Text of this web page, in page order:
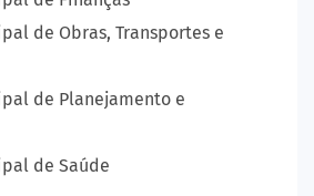
de Obras, Transportes e
de Planejamento e
de Saúde